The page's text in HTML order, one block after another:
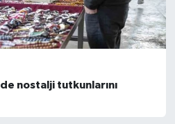
nostalji tutkunlarını